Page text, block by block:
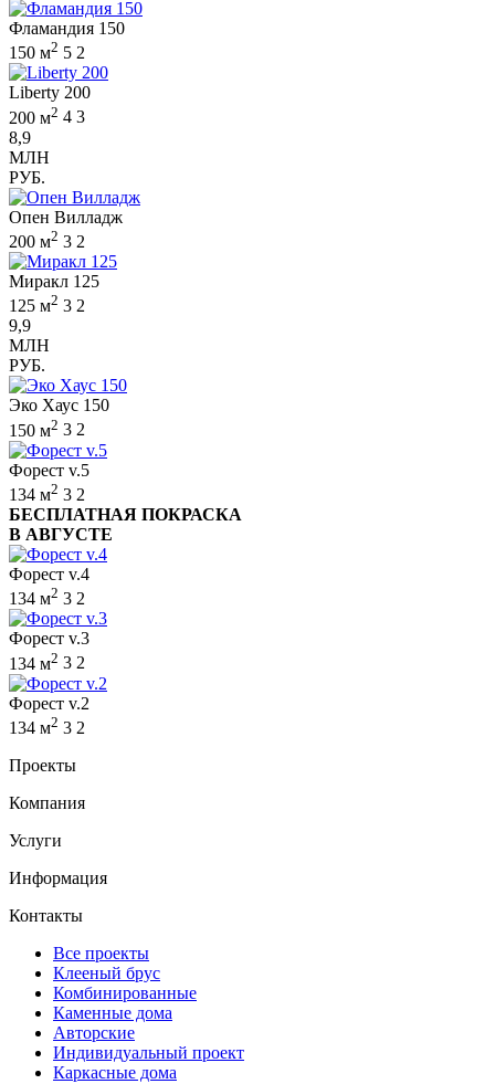
Фламандия 150
150 м2 5 2
Liberty 200
200 м2 4 3
8,9
МЛН
РУБ.
Опен Вилладж
200 м2 3 2
Миракл 125
125 м2 3 2
9,9
МЛН
РУБ.
Эко Хаус 150
150 м2 3 2
Форест v.5
134 м2 3 2
БЕСПЛАТНАЯ ПОКРАСКА
В АВГУСТЕ
Форест v.4
134 м2 3 2
Форест v.3
134 м2 3 2
Форест v.2
134 м2 3 2
Проекты
Компания
Услуги
Информация
Контакты
Все проекты
Клееный брус
Комбинированные
Каменные дома
Авторские
Индивидуальный проект
Каркасные дома